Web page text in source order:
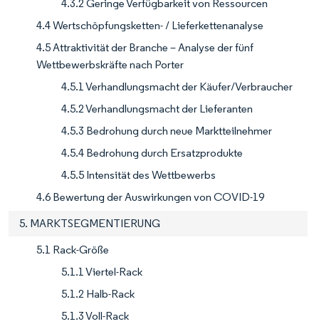
4.3.2 Geringe Verfügbarkeit von Ressourcen
4.4 Wertschöpfungsketten- / Lieferkettenanalyse
4.5 Attraktivität der Branche – Analyse der fünf
Wettbewerbskräfte nach Porter
4.5.1 Verhandlungsmacht der Käufer/Verbraucher
4.5.2 Verhandlungsmacht der Lieferanten
4.5.3 Bedrohung durch neue Marktteilnehmer
4.5.4 Bedrohung durch Ersatzprodukte
4.5.5 Intensität des Wettbewerbs
4.6 Bewertung der Auswirkungen von COVID-19
5. MARKTSEGMENTIERUNG
5.1 Rack-Größe
5.1.1 Viertel-Rack
5.1.2 Halb-Rack
5.1.3 Voll-Rack